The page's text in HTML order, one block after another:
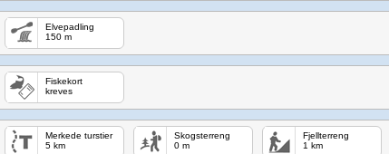
Elvepadling
150 m
Fiskekort
kreves
Merkede turstier
5 km
Skogsterreng
0 m
Fjellterreng
1 km